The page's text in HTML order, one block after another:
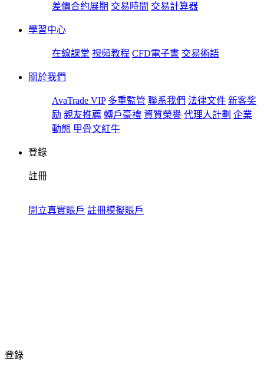
差價合約展期 交易時間 交易計算器
學習中心
在線課堂 視頻教程 CFD電子書 交易術語
關於我們
AvaTrade VIP 多重監管 聯系我們 法律文件 新客奖
励 親友推薦 轉戶豪禮 資質榮譽 代理人計劃 企業
動態 甲骨文紅牛
登錄
註冊
開立真實賬戶 註冊模擬賬戶
登錄